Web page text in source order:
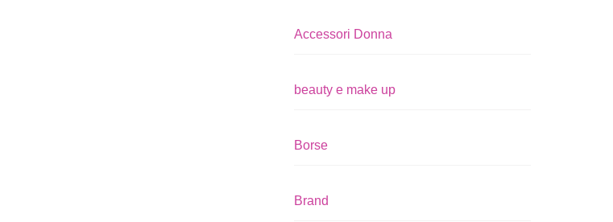
Accessori Donna
beauty e make up
Borse
Brand